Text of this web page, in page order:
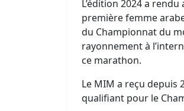
L’édition 2024 a
première femme
du Championnat du
rayonnement à
ce marathon.
Le MIM a reçu depuis
qualifiant pour le